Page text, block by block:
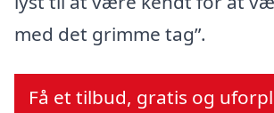
med det grimme tag”.
Få et tilbud, gratis og